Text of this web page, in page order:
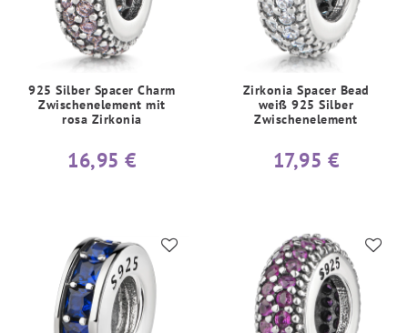
925 Silber Spacer Charm
Zwischenelement mit
rosa Zirkonia
16,95 €
Zirkonia Spacer Bead
weiß 925 Silber
Zwischenelement
17,95 €